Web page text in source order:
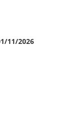
11/2026